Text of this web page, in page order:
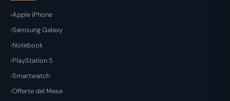
Apple iPhone
Samsung Galaxy
Notebook
PlayStation 5
Smartwatch
Offerte del Mese